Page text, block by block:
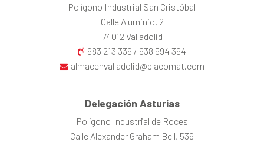
Polígono Industrial San Cristóbal
Calle Aluminio, 2
74012 Valladolid
983 213 339 / 638 594 394
almacenvalladolid@placomat.com
Delegación Asturias
Polígono Industrial de Roces
Calle Alexander Graham Bell, 539